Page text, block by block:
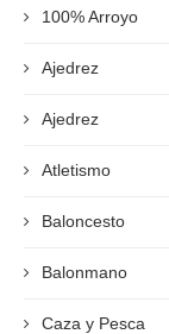
100% Arroyo
Ajedrez
Ajedrez
Atletismo
Baloncesto
Balonmano
Caza y Pesca